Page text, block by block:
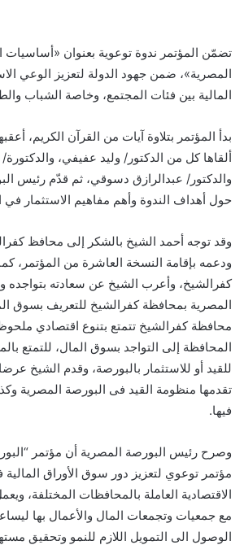
تضمّن المؤتمر ندوة توعوية بعنوان «أساسيات
المصرية»، ضمن جهود الدولة لتعزيز الوعي
المالية بين فئات المجتمع، وخاصة الشباب
بدأ المؤتمر بتلاوة آيات من القرآن الكريم،
ألقاها كل من الدكتور/ وليد عفيفي،
والدكتور/ عبدالرازق دسوقي، ثم قدّم رئيس
حول أهداف الندوة وأهم مفاهيم الاستثمار في
وقد توجه أحمد الشيخ بالشكر إلى محافظ
ودعمه بإقامة النسخة العاشرة من المؤتمر،
كفرالشيخ، وأعرب الشيخ عن سعادته بتواجده
المصرية بمحافظة كفرالشيخ للتعريف بسوق
محافظة كفرالشيخ تتمتع بتنوع اقتصادي
المحافظة إلى التواجد بسوق المال، للتمتع
للقيد أو للاستثمار بالبورصة، وقدم الشيخ عرضا
تقدمها منظومة القيد فى البورصة المصرية
فيها.
وصرح رئيس البورصة المصرية أن مؤتمر
مؤتمر توعوي لتعزيز دور سوق الأوراق
الاقتصادية العاملة بالمحافظات المختلفة،
مع جمعيات وتجمعات المال والأعمال بها
الوصول الى التمويل اللازم للنمو وتحقيق